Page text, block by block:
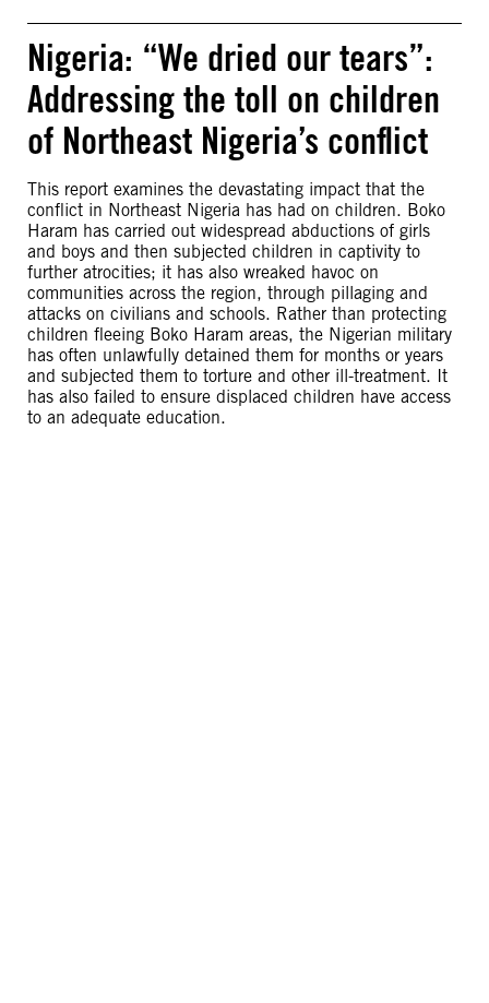
Nigeria: “We dried our tears”:
Addressing the toll on children
of Northeast Nigeria’s conflict
This report examines the devastating impact that the
conflict in Northeast Nigeria has had on children. Boko
Haram has carried out widespread abductions of girls
and boys and then subjected children in captivity to
further atrocities; it has also wreaked havoc on
communities across the region, through pillaging and
attacks on civilians and schools. Rather than protecting
children fleeing Boko Haram areas, the Nigerian military
has often unlawfully detained them for months or years
and subjected them to torture and other ill-treatment. It
has also failed to ensure displaced children have access
to an adequate education.